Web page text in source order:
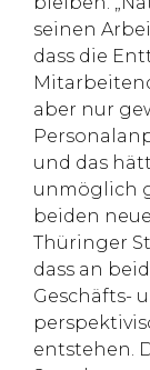
seinen
dass die
aber nur
und das
unmöglich
beiden
Thüringer
dass an
Geschäfts-
entstehen.